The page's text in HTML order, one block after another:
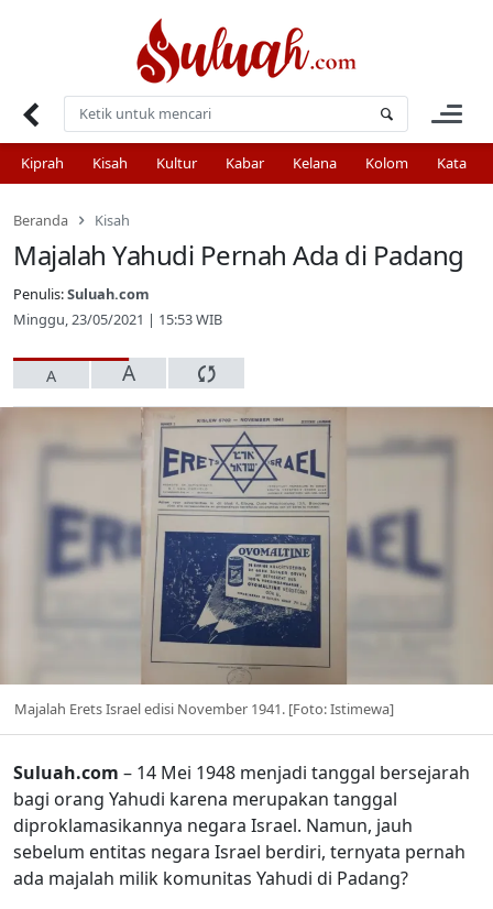
Kiprah Kisah Kultur Kabar Kelana Kolom Kata
Beranda Kisah
Majalah Yahudi Pernah Ada di Padang
Penulis:Suluah.com
Minggu, 23/05/2021 | 15:53 WIB
A A
Majalah Erets Israel edisi November 1941. [Foto: Istimewa]
Suluah.com – 14 Mei 1948 menjadi tanggal bersejarah
bagi orang Yahudi karena merupakan tanggal
diproklamasikannya negara Israel. Namun, jauh
sebelum entitas negara Israel berdiri, ternyata pernah
ada majalah milik komunitas Yahudi di Padang?